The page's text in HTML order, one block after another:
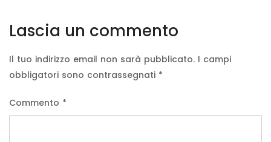
Lascia un commento
Il tuo indirizzo email non sarà pubblicato. I campi
obbligatori sono contrassegnati *
Commento *